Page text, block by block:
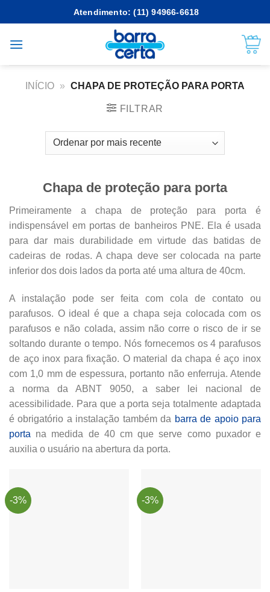
to
Atendimento: (11) 94966-6618
INÍCIO » CHAPA DE PROTEÇÃO PARA PORTA
FILTRAR
Chapa de proteção para porta
Primeiramente a chapa de proteção para porta é
indispensável em portas de banheiros PNE. Ela é usada
para dar mais durabilidade em virtude das batidas de
cadeiras de rodas. A chapa deve ser colocada na parte
inferior dos dois lados da porta até uma altura de 40cm.
A instalação pode ser feita com cola de contato ou
parafusos. O ideal é que a chapa seja colocada com os
parafusos e não colada, assim não corre o risco de ir se
soltando durante o tempo. Nós fornecemos os 4 parafusos
de aço inox para fixação. O material da chapa é aço inox
com 1,0 mm de espessura, portanto não enferruja. Atende
a norma da ABNT 9050, a saber lei nacional de
acessibilidade. Para que a porta seja totalmente adaptada
é obrigatório a instalação também da barra de apoio para
porta na medida de 40 cm que serve como puxador e
auxilia o usuário na abertura da porta.
-3% -3%